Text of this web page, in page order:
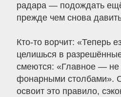
радара — подождать
прежде чем снова
Кто-то ворчит: «Теперь
целишься в
смеются: «Главное — не
фонарными столбами».
освоит это правило,